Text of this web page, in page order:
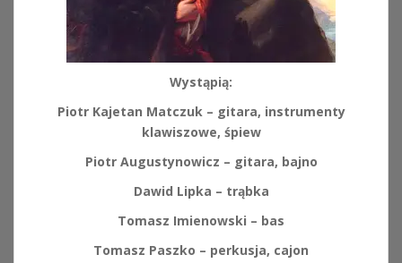
Wystąpią:
Piotr Kajetan Matczuk – gitara, instrumenty
klawiszowe, śpiew
Piotr Augustynowicz – gitara, bajno
Dawid Lipka – trąbka
Tomasz Imienowski – bas
Tomasz Paszko – perkusja, cajon